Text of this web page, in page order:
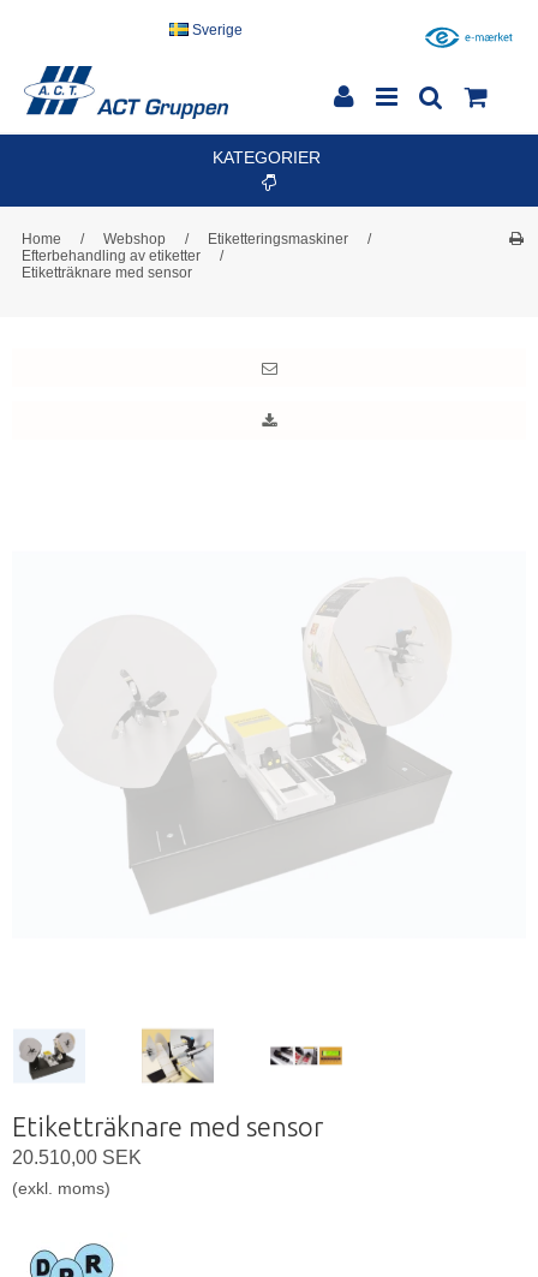
Sverige
KATEGORIER
Home / Webshop / Etiketteringsmaskiner
/
Efterbehandling av etiketter
/
Etiketträknare med sensor
Etiketträknare med sensor
20.510,00 SEK
(exkl. moms)